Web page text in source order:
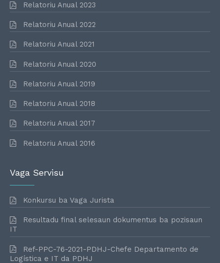
Relatoriu Anual 2023
Relatoriu Anual 2022
Relatoriu Anual 2021
Relatoriu Anual 2020
Relatoriu Anual 2019
Relatoriu Anual 2018
Relatoriu Anual 2017
Relatoriu Anual 2016
Vaga Servisu
Konkursu ba Vaga Jurista
Resultadu final selesaun dokumentus ba pozisaun
IT
Ref-PPC-76-2021-PDHJ-Chefe Departamento de
Logística e IT da PDHJ